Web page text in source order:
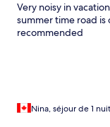
Very noisy in
summer time road
recommended
Nina, séjour de 1 nuit